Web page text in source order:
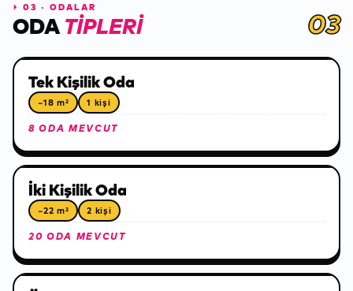
⏵ 03 · ODALAR
ODA TIPLERI 03
Tek Kişilik Oda
~18 m² 1 kişi
8 ODA MEVCUT
İki Kişilik Oda
~22 m² 2 kişi
20 ODA MEVCUT